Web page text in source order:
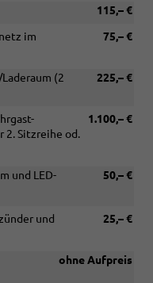
115,– €
75,– €
im
225,– €
(2
1.100,– €
2. Sitzreihe od.
50,– €
und LED-
Heckflügeltüren
25,– €
und
ohne Aufpreis